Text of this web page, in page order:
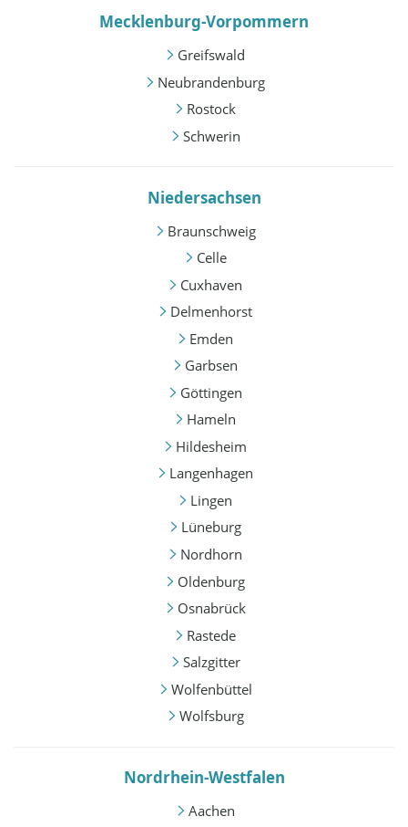
Mecklenburg-Vorpommern
Greifswald
Neubrandenburg
Rostock
Schwerin
Niedersachsen
Braunschweig
Celle
Cuxhaven
Delmenhorst
Emden
Garbsen
Göttingen
Hameln
Hildesheim
Langenhagen
Lingen
Lüneburg
Nordhorn
Oldenburg
Osnabrück
Rastede
Salzgitter
Wolfenbüttel
Wolfsburg
Nordrhein-Westfalen
Aachen